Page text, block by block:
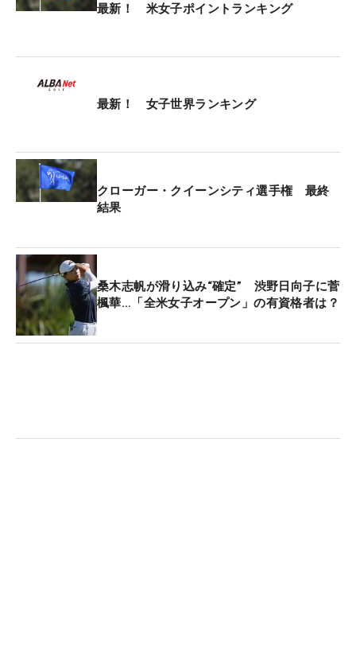
最新！ 米女子ポイントランキング
最新！ 女子世界ランキング
クローガー・クイーンシティ選手権 最終
結果
桑木志帆が滑り込み“確定” 渋野日向子に菅
楓華…「全米女子オープン」の有資格者は？